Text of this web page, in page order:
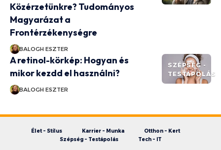
Közérzetünkre? Tudományos
Magyarázat a
Frontérzékenységre
BALOGH ESZTER
SZÉPSÉG -
TESTÁPOLÁS
A retinol-körkép: Hogyan és
mikor kezdd el használni?
BALOGH ESZTER
Élet – Stílus Karrier – Munka
Otthon – Kert
Szépség – Testápolás
Tech – IT